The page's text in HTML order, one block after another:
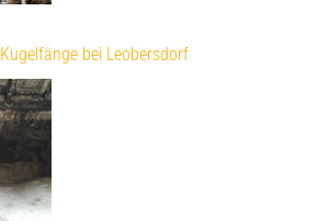
Kugelfänge bei Leobersdorf